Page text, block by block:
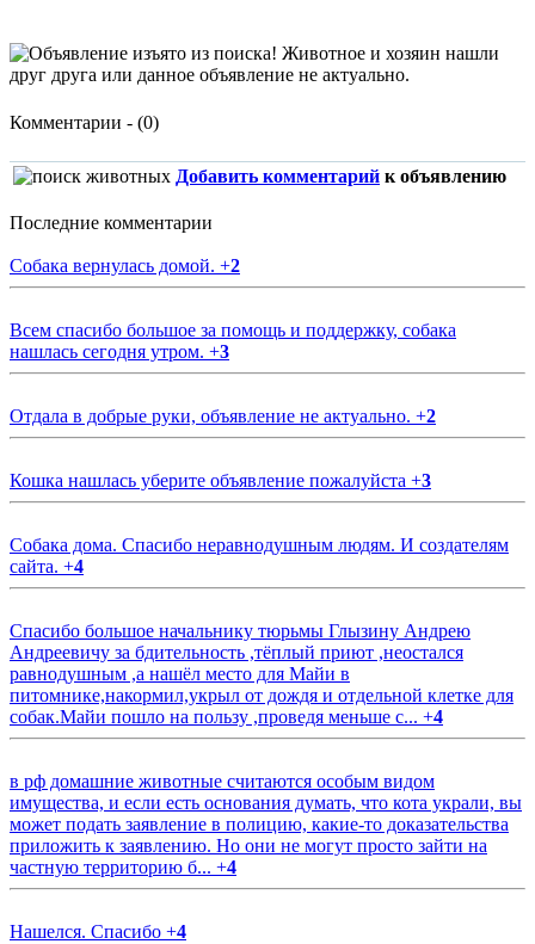
Комментарии - (0)
Добавить комментарий к объявлению
Последние комментарии
Собака вернулась домой. +2
Всем спасибо большое за помощь и поддержку, собака
нашлась сегодня утром. +3
Отдала в добрые руки, объявление не актуально. +2
Кошка нашлась уберите объявление пожалуйста +3
Собака дома. Спасибо неравнодушным людям. И создателям
сайта. +4
Спасибо большое начальнику тюрьмы Глызину Андрею
Андреевичу за бдительность ,тёплый приют ,неостался
равнодушным ,а нашёл место для Майи в
питомнике,накормил,укрыл от дождя и отдельной клетке для
собак.Майи пошло на пользу ,проведя меньше с... +4
в рф домашние животные считаются особым видом
имущества, и если есть основания думать, что кота украли, вы
может подать заявление в полицию, какие-то доказательства
приложить к заявлению. Но они не могут просто зайти на
частную территорию б... +4
Нашелся. Спасибо +4